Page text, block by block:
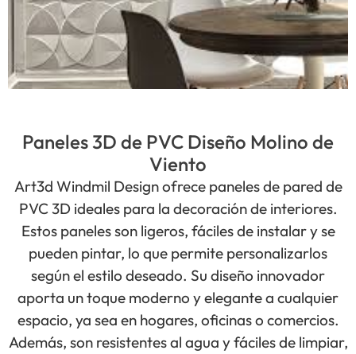
Paneles 3D de PVC Diseño Molino de
Viento
Art3d Windmil Design ofrece paneles de pared de
PVC 3D ideales para la decoración de interiores.
Estos paneles son ligeros, fáciles de instalar y se
pueden pintar, lo que permite personalizarlos
según el estilo deseado. Su diseño innovador
aporta un toque moderno y elegante a cualquier
espacio, ya sea en hogares, oficinas o comercios.
Además, son resistentes al agua y fáciles de limpiar,